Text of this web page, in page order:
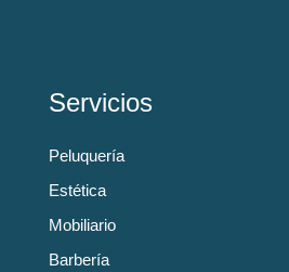
Servicios
Peluquería
Estética
Mobiliario
Barbería